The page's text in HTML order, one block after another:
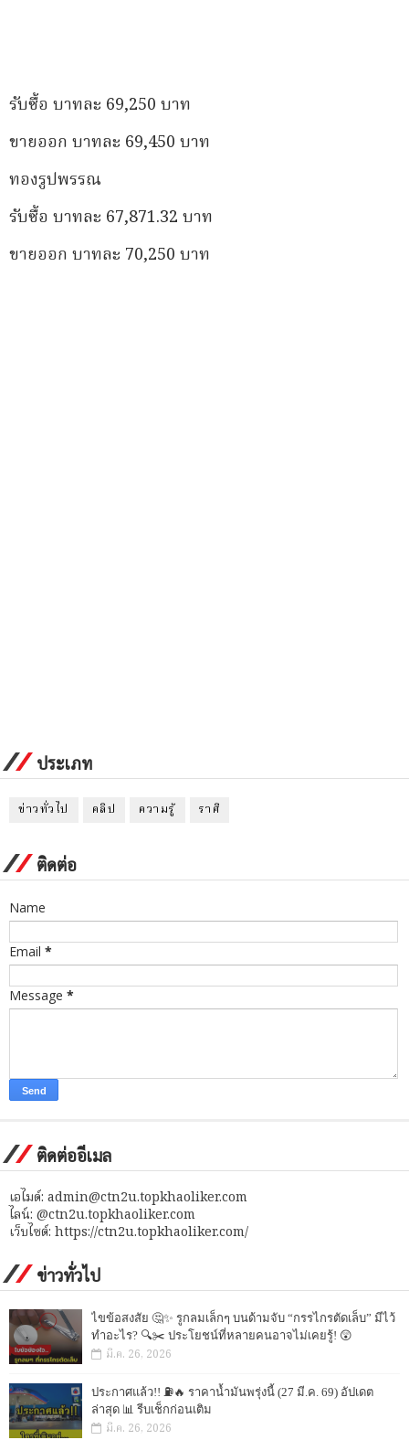
รับซื้อ บาทละ 69,250 บาท
ขายออก บาทละ 69,450 บาท
ทองรูปพรรณ
รับซื้อ บาทละ 67,871.32 บาท
ขายออก บาทละ 70,250 บาท
ประเภท
ข่าวทั่วไป คลิป ความรู้ ราศี
ติดต่อ
Name
Email *
Message *
ติดต่ออีเมล
เอไมด์: admin@ctn2u.topkhaoliker.com
ไลน์: @ctn2u.topkhaoliker.com
เว็บไซต์: https://ctn2u.topkhaoliker.com/
ข่าวทั่วไป
ไขข้อสงสัย 🤔✨ รูกลมเล็กๆ บนด้ามจับ “กรรไกรตัดเล็บ” มีไว้
ทำอะไร? 🔍✂️ ประโยชน์ที่หลายคนอาจไม่เคยรู้! 😲
มี.ค. 26, 2026
ประกาศแล้ว!! ⛽🔥 ราคาน้ำมันพรุ่งนี้ (27 มี.ค. 69) อัปเดต
ล่าสุด 📊 รีบเช็กก่อนเติม
มี.ค. 26, 2026